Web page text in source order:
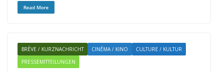
Read More
BRÈVE / KURZNACHRICHT CINÉMA / KINO
CULTURE / KULTUR
PRESSEMITTEILUNGEN